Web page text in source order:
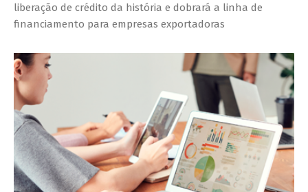
liberação de crédito da história e dobrará a linha de
financiamento para empresas exportadoras